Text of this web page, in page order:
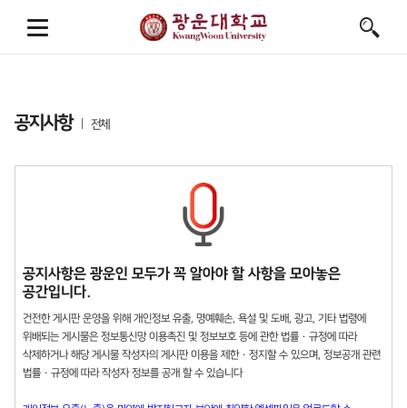
공지사항 전체
공지사항은 광운인 모두가 꼭 알아야 할 사항을 모아놓은
공간입니다.
건전한 게시판 운영을 위해 개인정보 유출, 명예훼손, 욕설 및 도배, 광고, 기타 법령에
위배되는 게시물은 정보통신망 이용촉진 및 정보보호 등에 관한 법률 · 규정에 따라
삭제하거나 해당 게시물 작성자의 게시판 이용을 제한 · 정지할 수 있으며, 정보공개 관련
법률 · 규정에 따라 작성자 정보를 공개 할 수 있습니다